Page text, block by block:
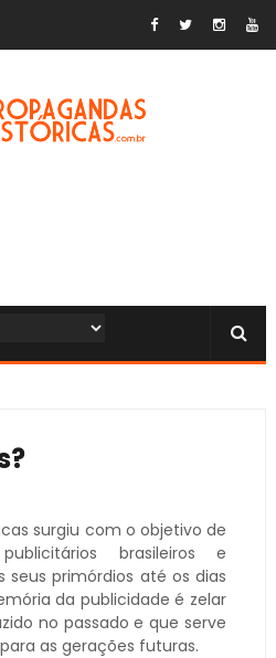
surgiu com o objetivo de
brasileiros e
seus primórdios até os dias
da publicidade é zelar
no passado e que serve
as gerações futuras.